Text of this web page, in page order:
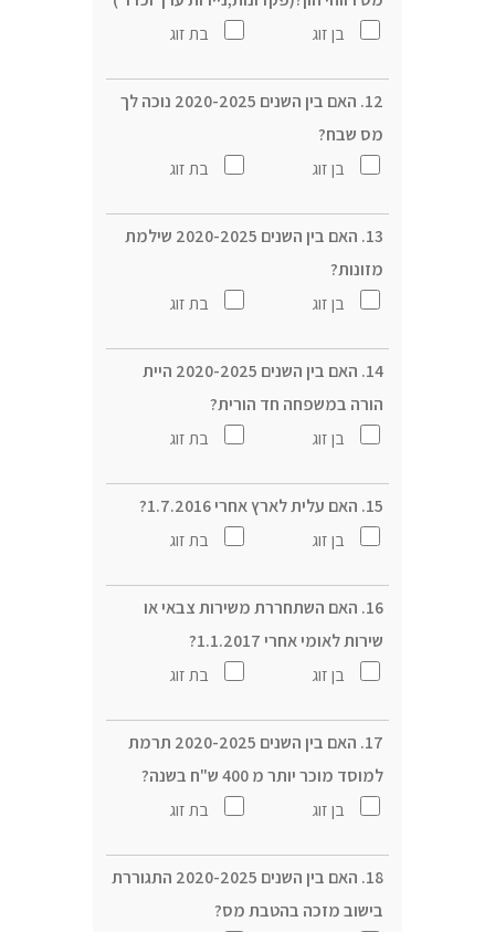
בן זוג
בת זוג
12. האם בין השנים 2020-2025 נוכה לך
מס שבח?
בן זוג
בת זוג
13. האם בין השנים 2020-2025 שילמת
מזונות?
בן זוג
בת זוג
14. האם בין השנים 2020-2025 היית
הורה במשפחה חד הורית?
בן זוג
בת זוג
15. האם עלית לארץ אחרי 1.7.2016?
בן זוג
בת זוג
16. האם השתחררת משירות צבאי או
שירות לאומי אחרי 1.1.2017?
בן זוג
בת זוג
17. האם בין השנים 2020-2025 תרמת
למוסד מוכר יותר מ 400 ש"ח בשנה?
בן זוג
בת זוג
18. האם בין השנים 2020-2025 התגוררת
בישוב מזכה בהטבת מס?